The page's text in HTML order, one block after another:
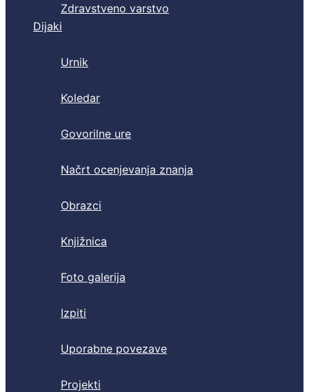
Zdravstveno varstvo
Dijaki
Urnik
Koledar
Govorilne ure
Načrt ocenjevanja znanja
Obrazci
Knjižnica
Foto galerija
Izpiti
Uporabne povezave
Projekti